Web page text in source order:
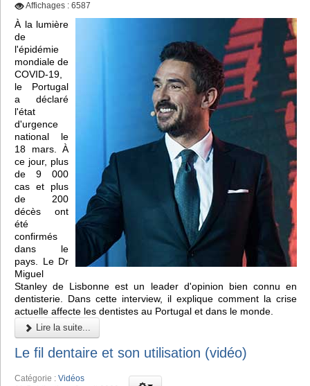
Affichages : 6587
À la lumière
de
l'épidémie
mondiale de
COVID-19,
le Portugal
a déclaré
l'état
d'urgence
national le
18 mars. À
ce jour, plus
de 9 000
cas et plus
de 200
décès ont
été
confirmés
dans le
pays. Le Dr
Miguel
Stanley de Lisbonne est un leader d'opinion bien connu en
dentisterie. Dans cette interview, il explique comment la crise
actuelle affecte les dentistes au Portugal et dans le monde.
Lire la suite...
Le fil dentaire et son utilisation (vidéo)
Catégorie : Vidéos